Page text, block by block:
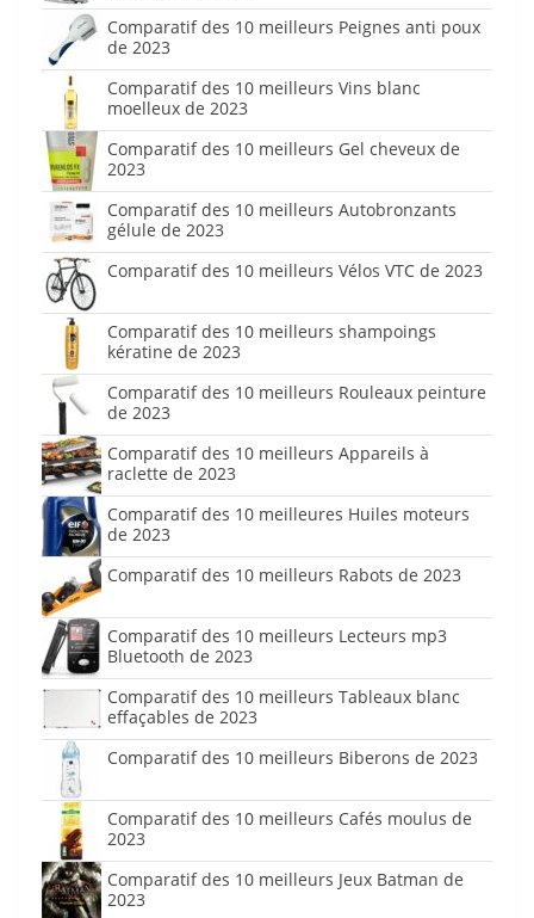
Comparatif des 10 meilleurs Peignes anti poux
de 2023
Comparatif des 10 meilleurs Vins blanc
moelleux de 2023
Comparatif des 10 meilleurs Gel cheveux de
2023
Comparatif des 10 meilleurs Autobronzants
gélule de 2023
Comparatif des 10 meilleurs Vélos VTC de 2023
Comparatif des 10 meilleurs shampoings
kératine de 2023
Comparatif des 10 meilleurs Rouleaux peinture
de 2023
Comparatif des 10 meilleurs Appareils à
raclette de 2023
Comparatif des 10 meilleures Huiles moteurs
de 2023
Comparatif des 10 meilleurs Rabots de 2023
Comparatif des 10 meilleurs Lecteurs mp3
Bluetooth de 2023
Comparatif des 10 meilleurs Tableaux blanc
effaçables de 2023
Comparatif des 10 meilleurs Biberons de 2023
Comparatif des 10 meilleurs Cafés moulus de
2023
Comparatif des 10 meilleurs Jeux Batman de
2023